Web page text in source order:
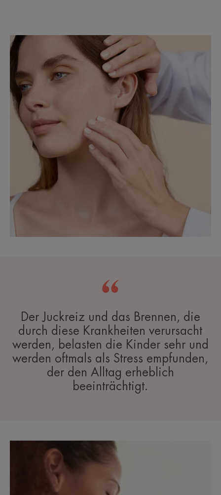
Der Juckreiz und das Brennen, die
durch diese Krankheiten verursacht
werden, belasten die Kinder sehr und
werden oftmals als Stress empfunden,
der den Alltag erheblich
beeinträchtigt.